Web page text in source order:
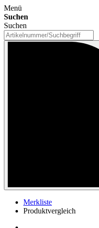
Menü
Suchen
Suchen
Merkliste
Produktvergleich